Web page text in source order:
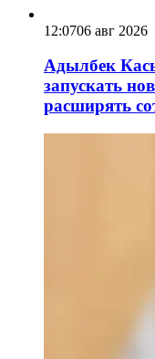
12:0706 авг 2026
Адылбек
запускать
расширять